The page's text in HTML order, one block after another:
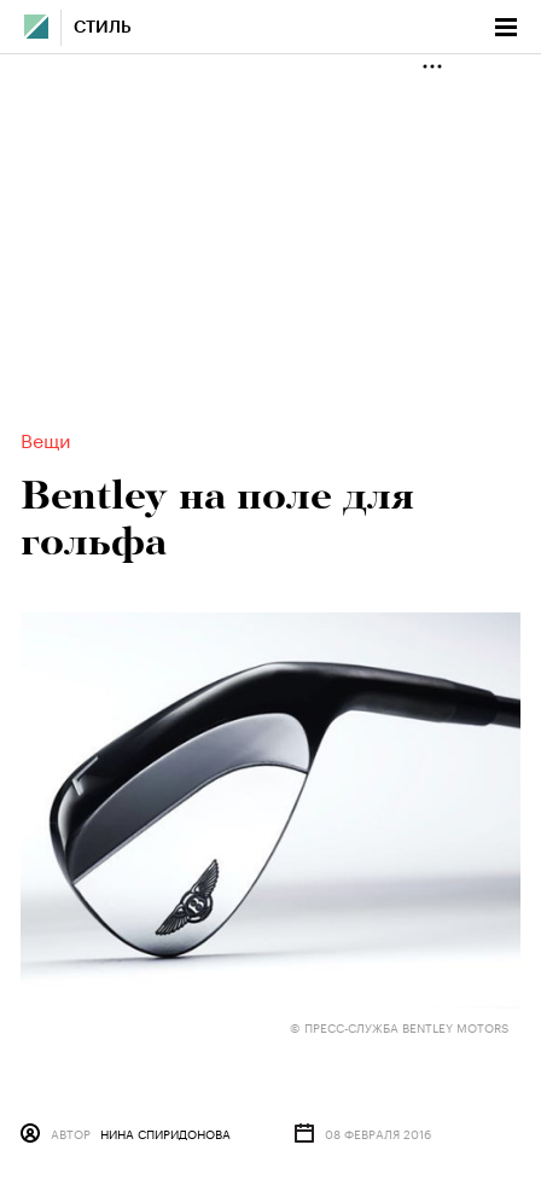
СТИЛЬ
Вещи
Bentley на поле для
гольфа
© ПРЕСС-СЛУЖБА BENTLEY MOTORS
АВТОР НИНА СПИРИДОНОВА 08 ФЕВРАЛЯ 2016